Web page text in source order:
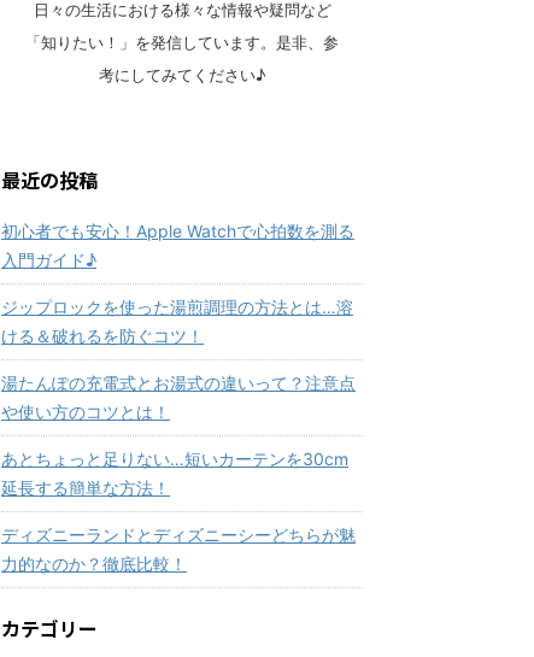
日々の生活における様々な情報や疑問など
「知りたい！」を発信しています。是非、参
考にしてみてください♪
最近の投稿
初心者でも安心！Apple Watchで心拍数を測る
入門ガイド♪
ジップロックを使った湯煎調理の方法とは…溶
ける＆破れるを防ぐコツ！
湯たんぽの充電式とお湯式の違いって？注意点
や使い方のコツとは！
あとちょっと足りない…短いカーテンを30cm
延長する簡単な方法！
ディズニーランドとディズニーシーどちらが魅
力的なのか？徹底比較！
カテゴリー